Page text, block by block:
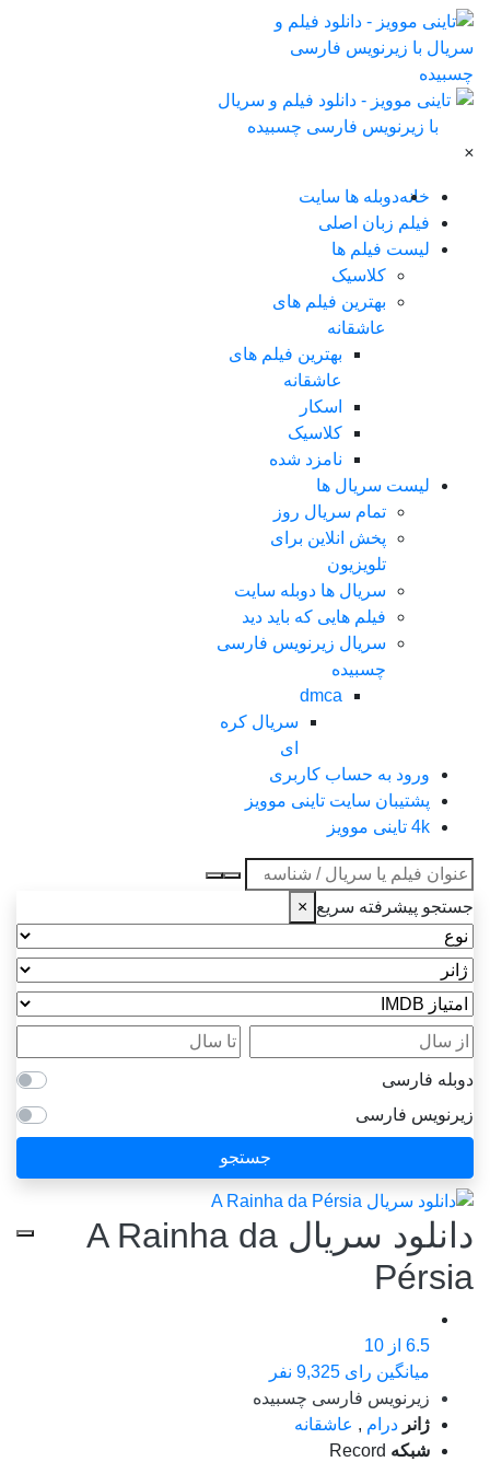
×
خانهدوبله ها سایت
فیلم زبان اصلی
لیست فیلم ها
کلاسیک
بهترین فیلم های
عاشقانه
بهترین فیلم های
عاشقانه
اسکار
کلاسیک
نامزد شده
لیست سریال ها
تمام سریال روز
پخش انلاین برای
تلویزیون
سریال ها دوبله سایت
فیلم هایی که باید دید
سریال زیرنویس فارسی
چسبیده
dmca
سریال کره
ای
ورود به حساب کاربری
پشتیبان سایت تاینی موویز
4k تاینی موویز
عنوان جستجو
جستجو پیشرفته سریع ×
نوع
ژانر
امتیاز IMDB
از سال
تا سال
دوبله فارسی
زیرنویس فارسی
جستجو
دانلود سریال A Rainha da
Pérsia
6.5 از 10
میانگین رای 9,325 نفر
زیرنویس فارسی چسبیده
ژانر درام , عاشقانه
شبکه Record